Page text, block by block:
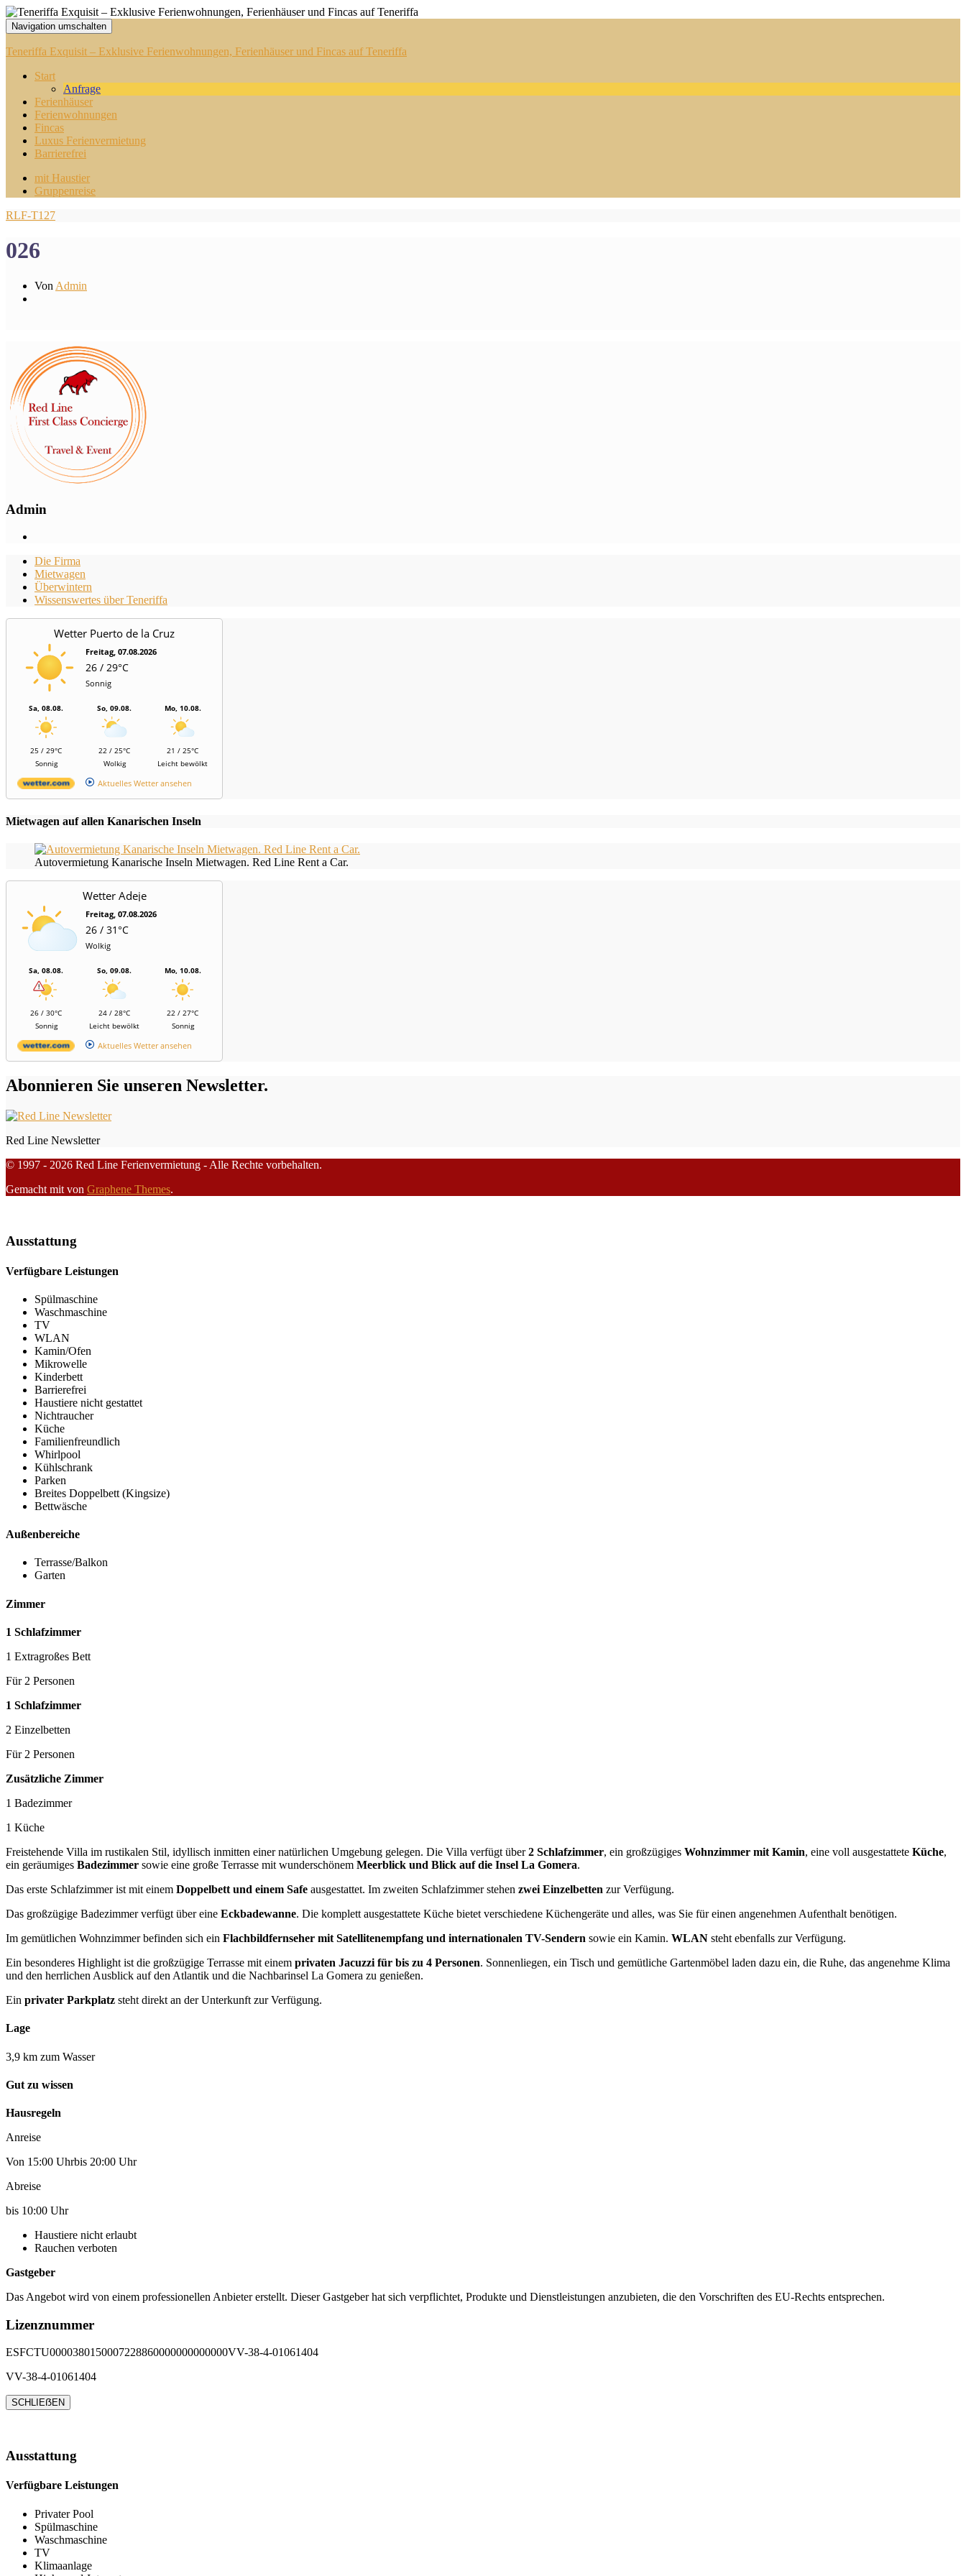
Navigation umschalten
Teneriffa Exquisit – Exklusive Ferienwohnungen, Ferienhäuser und Fincas auf Teneriffa
Start
Anfrage
Ferienhäuser
Ferienwohnungen
Fincas
Luxus Ferienvermietung
Barrierefrei
mit Haustier
Gruppenreise
RLF-T127
026
Von Admin
Admin
Die Firma
Mietwagen
Überwintern
Wissenswertes über Teneriffa
Wetter Puerto de la Cruz
Freitag, 07.08.2026
26 / 29°C
Sonnig
Sa, 08.08.
25 / 29°C
Sonnig
So, 09.08.
22 / 25°C
Wolkig
Mo, 10.08.
21 / 25°C
Leicht bewölkt
Aktuelles Wetter ansehen
Mietwagen auf allen Kanarischen Inseln
Autovermietung Kanarische Inseln Mietwagen. Red Line Rent a Car.
Wetter Adeje
Freitag, 07.08.2026
26 / 31°C
Wolkig
Sa, 08.08.
26 / 30°C
Sonnig
So, 09.08.
24 / 28°C
Leicht bewölkt
Mo, 10.08.
22 / 27°C
Sonnig
Aktuelles Wetter ansehen
Abonnieren Sie unseren Newsletter.
Red Line Newsletter
© 1997 - 2026 Red Line Ferienvermietung - Alle Rechte vorbehalten.
Gemacht mit von Graphene Themes.
Ausstattung
Verfügbare Leistungen
Spülmaschine
Waschmaschine
TV
WLAN
Kamin/Ofen
Mikrowelle
Kinderbett
Barrierefrei
Haustiere nicht gestattet
Nichtraucher
Küche
Familienfreundlich
Whirlpool
Kühlschrank
Parken
Breites Doppelbett (Kingsize)
Bettwäsche
Außenbereiche
Terrasse/Balkon
Garten
Zimmer
1 Schlafzimmer
1 Extragroßes Bett
Für 2 Personen
1 Schlafzimmer
2 Einzelbetten
Für 2 Personen
Zusätzliche Zimmer
1 Badezimmer
1 Küche
Freistehende Villa im rustikalen Stil, idyllisch inmitten einer natürlichen Umgebung gelegen. Die Villa verfügt über2 Schlafzimmer, ein großzügiges Wohnzimmer mit Kamin, eine voll ausgestattete Küche,
ein geräumiges Badezimmer sowie eine große Terrasse mit wunderschönem Meerblick und Blick auf die Insel La Gomera.
Das erste Schlafzimmer ist mit einem Doppelbett und einem Safe ausgestattet. Im zweiten Schlafzimmer stehen zwei Einzelbetten zur Verfügung.
Das großzügige Badezimmer verfügt über eine Eckbadewanne. Die komplett ausgestattete Küche bietet verschiedene Küchengeräte und alles, was Sie für einen angenehmen Aufenthalt benötigen.
Im gemütlichen Wohnzimmer befinden sich ein Flachbildfernseher mit Satellitenempfang und internationalen TV-Sendern sowie ein Kamin. WLAN steht ebenfalls zur Verfügung.
Ein besonderes Highlight ist die großzügige Terrasse mit einem privaten Jacuzzi für bis zu 4 Personen. Sonnenliegen, ein Tisch und gemütliche Gartenmöbel laden dazu ein, die Ruhe, das angenehme Klima
und den herrlichen Ausblick auf den Atlantik und die Nachbarinsel La Gomera zu genießen.
Ein privater Parkplatz steht direkt an der Unterkunft zur Verfügung.
Lage
3,9 km zum Wasser
Gut zu wissen
Hausregeln
Anreise
Von 15:00 Uhrbis 20:00 Uhr
Abreise
bis 10:00 Uhr
Haustiere nicht erlaubt
Rauchen verboten
Gastgeber
Das Angebot wird von einem professionellen Anbieter erstellt. Dieser Gastgeber hat sich verpflichtet, Produkte und Dienstleistungen anzubieten, die den Vorschriften des EU-Rechts entsprechen.
Lizenznummer
ESFCTU0000380150007228860000000000000VV-38-4-01061404
VV-38-4-01061404
SCHLIEẞEN
Ausstattung
Verfügbare Leistungen
Privater Pool
Spülmaschine
Waschmaschine
TV
Klimaanlage